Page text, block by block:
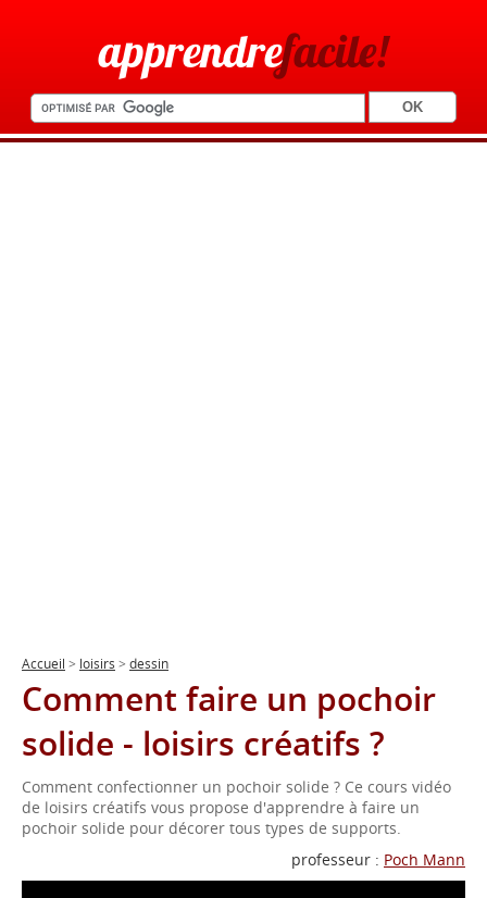
apprendrefacile!
Accueil > loisirs > dessin
Comment faire un pochoir
solide - loisirs créatifs ?
Comment confectionner un pochoir solide ? Ce cours vidéo
de loisirs créatifs vous propose d'apprendre à faire un
pochoir solide pour décorer tous types de supports.
professeur : Poch Mann